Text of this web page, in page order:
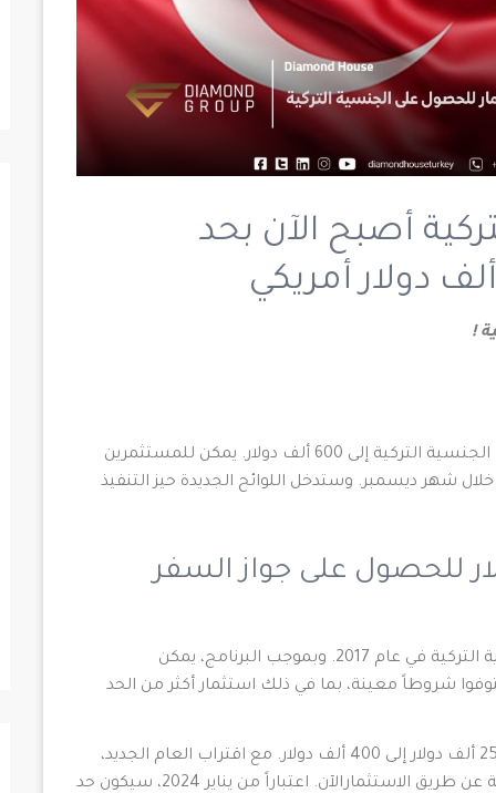
أصبح الآن بحد
!
سيرتفع الحد الأدنى لمبلغ شراء العقار للحصول على الجنسية التركية إلى 600 ألف دولار. يمكن للمستثمرين
شهر ديسمبر. وستدخل اللوائح الجديدة حيز التنفيذ
600 ألف دولار للحصول على جواز السفر
أطلقت الحكومة التركية برنامج المواطنة الاستثمارية التركية في عام 2017. وبموجب البرنامج، يمكن
شروطاً معينة، بما في ذلك استثمار أكثر من الحد
وفي يونيو 2022، تمت زيادة حد شراء العقارات من 250 ألف دولار إلى 400 ألف دولار. مع اقتراب العام الجديد،
إليك آخر التطورات في الحصول على الجنسية التركية عن طريق الاستثمارالآن. اعتباراً من يناير 2024، سيكون حد